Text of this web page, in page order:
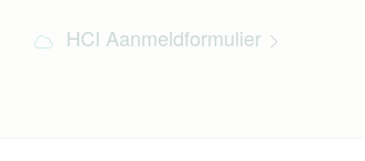
HCI Aanmeldformulier